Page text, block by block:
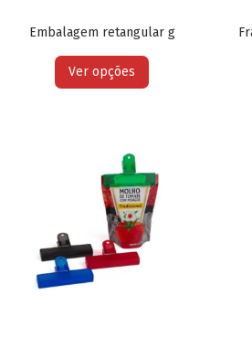
Embalagem retangular g
Ver opções